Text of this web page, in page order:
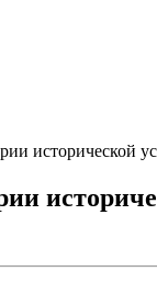
исторической